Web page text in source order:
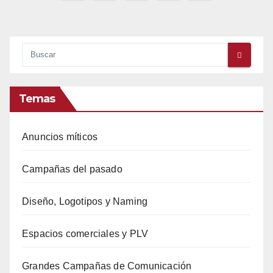
Temas
Anuncios míticos
Campañas del pasado
Diseño, Logotipos y Naming
Espacios comerciales y PLV
Grandes Campañas de Comunicación